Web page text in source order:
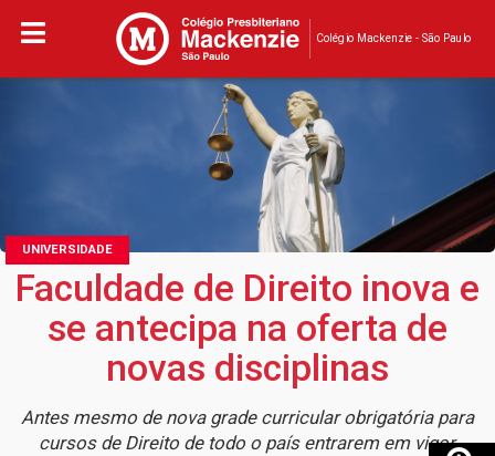
Colégio Mackenzie - São Paulo
UNIVERSIDADE
Faculdade de Direito inova e
se antecipa na oferta de
novas disciplinas
Antes mesmo de nova grade curricular obrigatória para
cursos de Direito de todo o país entrarem em vigor,